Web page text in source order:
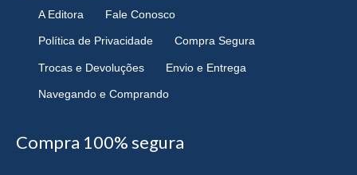
A Editora Fale Conosco
Política de Privacidade Compra Segura
Trocas e Devoluções Envio e Entrega
Navegando e Comprando
Compra 100% segura